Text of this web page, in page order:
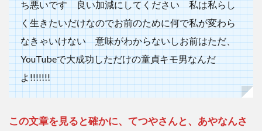
2.2
東海
オン
エア
のイ
ベン
トに
企画
やな
ち悪いです 良い加減にしてください 私は私らし
く生きたいだけなのでお前のために何で私が変わら
なきゃいけない 意味がわからないしお前はただ、
YouTubeで大成功しただけの童貞キモ男なんだ
よ!!!!!!!
この文章を見ると確かに、てつやさんと、あやなんさ